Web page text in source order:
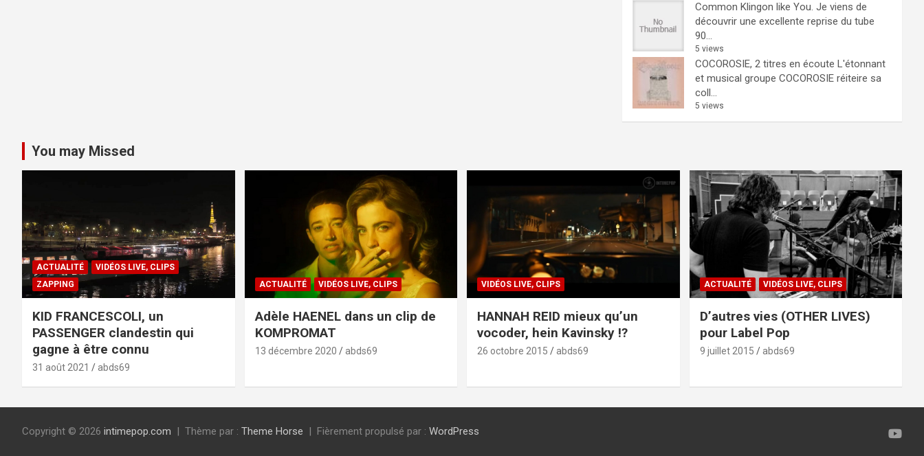
Common Klingon like You. Je viens de
découvrir une excellente reprise du tube
90...
5 views
COCOROSIE, 2 titres en écoute L'étonnant
et musical groupe COCOROSIE réiteire sa
coll...
5 views
You may Missed
ACTUALITÉ
VIDÉOS LIVE, CLIPS
ZAPPING
KID FRANCESCOLI, un
PASSENGER clandestin qui
gagne à être connu
31 août 2021 abds69
ACTUALITÉ VIDÉOS LIVE, CLIPS
Adèle HAENEL dans un clip de
KOMPROMAT
13 décembre 2020 abds69
VIDÉOS LIVE, CLIPS
HANNAH REID mieux qu’un
vocoder, hein Kavinsky !?
26 octobre 2015 abds69
ACTUALITÉ VIDÉOS LIVE, CLIPS
D’autres vies (OTHER LIVES)
pour Label Pop
9 juillet 2015 abds69
Copyright © 2026 intimepop.com Thème par : Theme Horse Fièrement propulsé par : WordPress